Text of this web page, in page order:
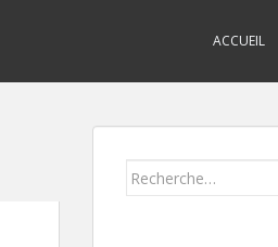
ACCUEIL
Search